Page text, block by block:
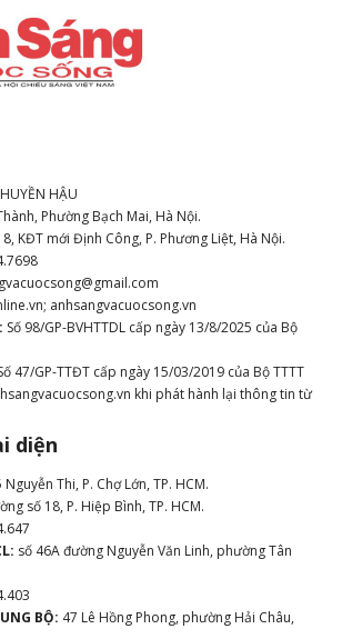
HẬU
Phường Bạch Mai, Hà Nội.
KĐT mới Định Công, P. Phương Liệt, Hà Nội.
anhsangvacuocsong.vn
Số 98/GP-BVHTTDL cấp ngày 13/8/2025 của Bộ
47/GP-TTĐT cấp ngày 15/03/2019 của Bộ TTTT
khi phát hành lại thông tin từ
diện
Nguyễn Thi, P. Chợ Lớn, TP. HCM.
số 18, P. Hiệp Bình, TP. HCM.
số 46A đường Nguyễn Văn Linh, phường Tân
BỘ: 47 Lê Hồng Phong, phường Hải Châu,